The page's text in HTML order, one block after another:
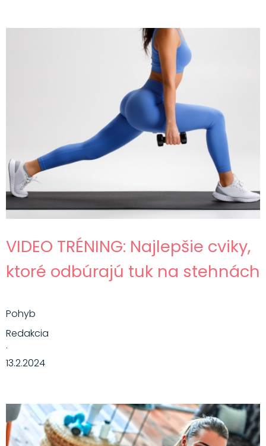
VIDEO TRÉNING: Najlepšie cviky,
ktoré odbúrajú tuk na stehnách
Pohyb
Redakcia
·
13.2.2024